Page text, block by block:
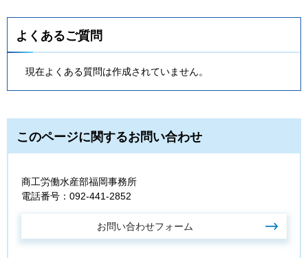
よくあるご質問
現在よくある質問は作成されていません。
このページに関するお問い合わせ
商工労働水産部福岡事務所
電話番号：092-441-2852